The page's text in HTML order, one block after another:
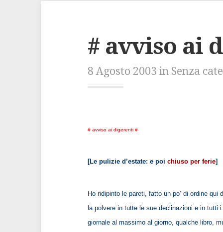
# avviso ai
8 Agosto 2003 in Senza
# avviso ai digerenti #
[Le pulizie d’estate: e poichiuso per ferie]
Ho ridipinto le pareti, fatto un po’ di ordine qui
la polvere in tutte le sue declinazioni e in
giornale al massimo al giorno, qualche libro,